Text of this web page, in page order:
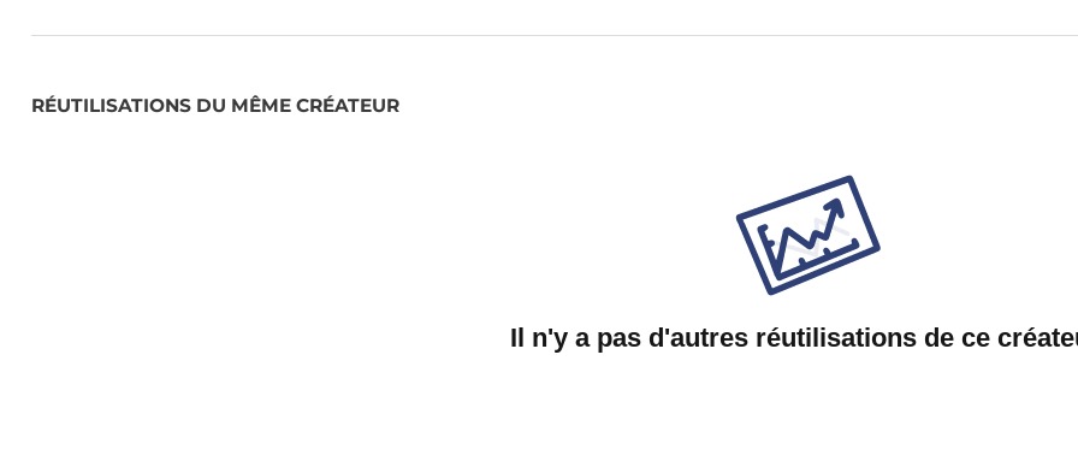
RÉUTILISATIONS DU MÊME CRÉATEUR
Il n'y a pas d'autres réutilisations de ce